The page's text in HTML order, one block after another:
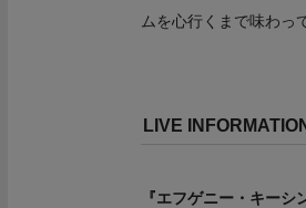
ムを心行くまで味わっ
LIVE
『エフゲニー・キー